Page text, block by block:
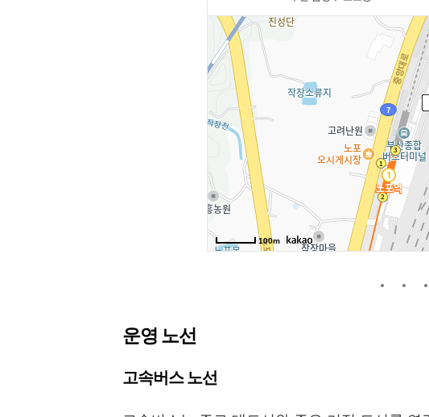
운영 노선
고속버스 노선